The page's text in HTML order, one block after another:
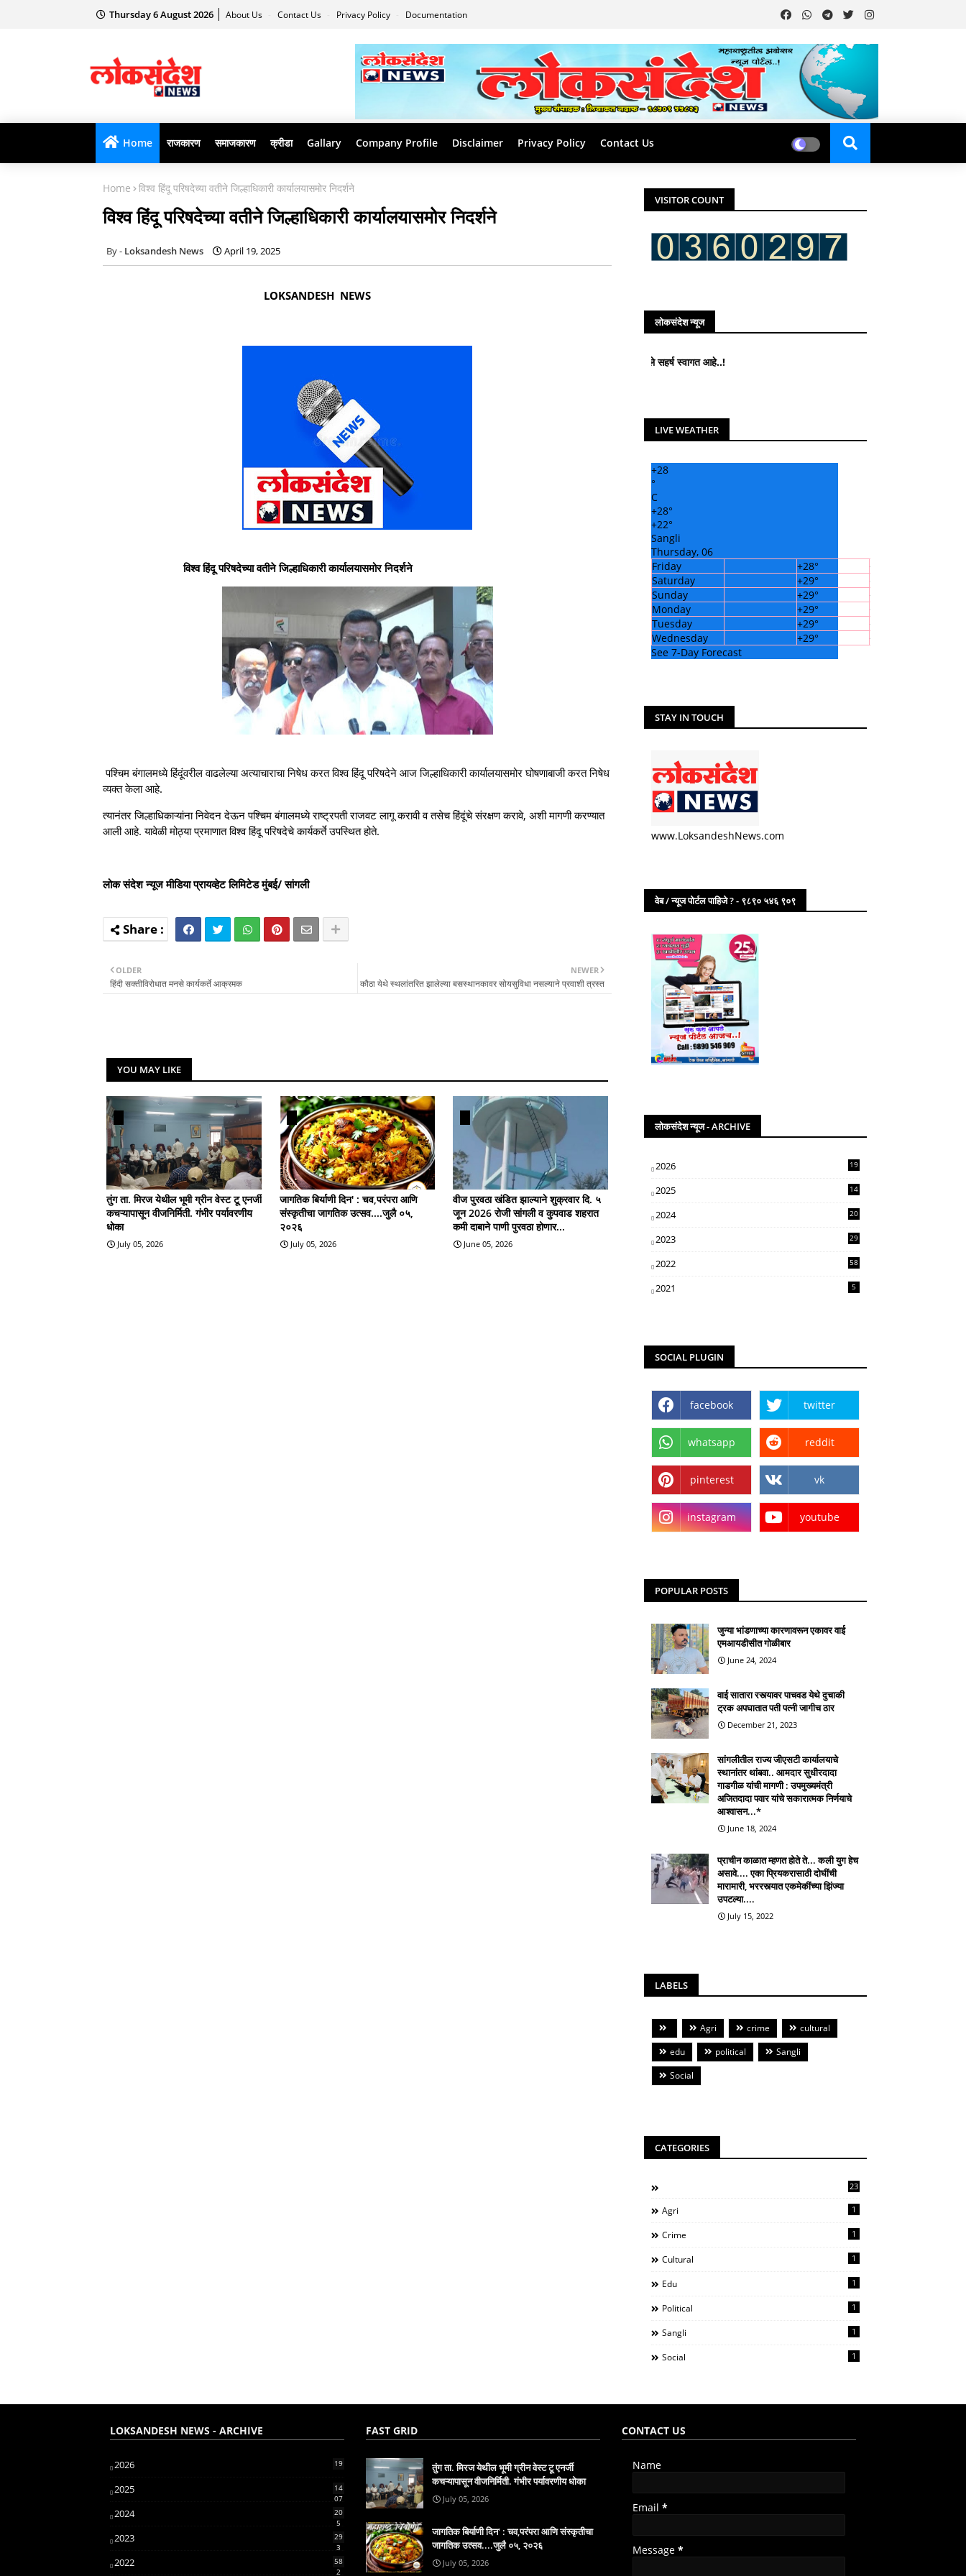
Thursday 6 August 2026 About Us Contact Us Privacy Policy Documentation
Home राजकारण समाजकारण क्रीडा Gallary Company Profile Disclaimer Privacy Policy Contact Us
Home विश्व हिंदू परिषदेच्या वतीने जिल्हाधिकारी कार्यालयासमोर निदर्शने
विश्व हिंदू परिषदेच्या वतीने जिल्हाधिकारी कार्यालयासमोर निदर्शने
Loksandesh News April 19, 2025
LOKSANDESH NEWS
विश्व हिंदू परिषदेच्या वतीने जिल्हाधिकारी कार्यालयासमोर निदर्शने
पश्चिम बंगालमध्ये हिंदूंवरील वाढलेल्या अत्याचाराचा निषेध करत विश्व हिंदू परिषदेने आज जिल्हाधिकारी कार्यालयासमोर घोषणाबाजी करत निषेध
व्यक्त केला आहे.
त्यानंतर जिल्हाधिकाऱ्यांना निवेदन देऊन पश्चिम बंगालमध्ये राष्ट्रपती राजवट लागू करावी व तसेच हिंदूंचे संरक्षण करावे, अशी मागणी करण्यात
आली आहे. यावेळी मोठ्या प्रमाणात विश्व हिंदू परिषदेचे कार्यकर्ते उपस्थित होते.
लोक संदेश न्यूज मीडिया प्रायव्हेट लिमिटेड मुंबई/ सांगली
NEWER
कौठा येथे स्थलांतरित झालेल्या बसस्थानकावर सोयसुविधा नसल्याने प्रवाशी त्रस्त
OLDER
हिंदी सक्तीविरोधात मनसे कार्यकर्ते आक्रमक
YOU MAY LIKE
तुंग ता. मिरज येथील भूमी ग्रीन वेस्ट टू एनर्जी
कचऱ्यापासून वीजनिर्मिती. गंभीर पर्यावरणीय
धोका
July 05, 2026
जागतिक बिर्याणी दिन' : चव,परंपरा आणि
संस्कृतीचा जागतिक उत्सव....जुलै ०५,
२०२६
July 05, 2026
वीज पुरवठा खंडित झाल्याने शुक्रवार दि. ५
जून 2026 रोजी सांगली व कुपवाड शहरात
कमी दाबाने पाणी पुरवठा होणार...
June 05, 2026
VISITOR COUNT
लोकसंदेश न्यूज
लोकसंदेश न्यूज मध्ये आपले सहर्ष स्वागत आहे..!
LIVE WEATHER
+28
°
C
+28°
+22°
Sangli
Thursday, 06
Friday
+28° +
Saturday
+29° +
Sunday
+29° +
Monday
+29° +
Tuesday
+29° +
Wednesday
+29° +
See 7-Day Forecast
STAY IN TOUCH
www.LoksandeshNews.com
वेब / न्यूज पोर्टल पाहिजे ? - ९८९० ५४६ ९०९
लोकसंदेश न्यूज - ARCHIVE
2026 19
2025
14
2024
20
2023
29
2022
58
2021 5
SOCIAL PLUGIN
facebook twitter
whatsapp reddit
pinterest vk
instagram youtube
POPULAR POSTS
जुन्या भांडणाच्या कारणावरून एकावर वाई
एमआयडीसीत गोळीबार
June 24, 2024
वाई सातारा रस्त्यावर पाचवड येथे दुचाकी
ट्रक अपघातात पती पत्नी जागीच ठार
December 21, 2023
सांगलीतील राज्य जीएसटी कार्यालयाचे
स्थानांतर थांबवा.. आमदार सुधीरदादा
गाडगीळ यांची मागणी : उपमुख्यमंत्री
अजितदादा पवार यांचे सकारात्मक निर्णयाचे
आश्वासन...*
June 18, 2024
प्राचीन काळात म्हणत होते ते... कली युग हेच
असावे.... एका प्रियकरासाठी दोघींची
मारामारी, भररस्त्यात एकमेकींच्या झिंज्या
उपटल्या....
July 15, 2022
LABELS
Agri crime
cultural
edu
political
Sangli
Social
CATEGORIES
23
Agri 1
Crime 1
Cultural 1
Edu 1
Political 1
Sangli 1
Social 1
LOKSANDESH NEWS - ARCHIVE
2026 19
2025
14
07
2024
20
5
2023
29
3
2022
58
2
FAST GRID
तुंग ता. मिरज येथील भूमी ग्रीन वेस्ट टू एनर्जी
कचऱ्यापासून वीजनिर्मिती. गंभीर पर्यावरणीय धोका
July 05, 2026
जागतिक बिर्याणी दिन' : चव,परंपरा आणि संस्कृतीचा
जागतिक उत्सव....जुलै ०५, २०२६
July 05, 2026
CONTACT US
Name
Email *
Message *